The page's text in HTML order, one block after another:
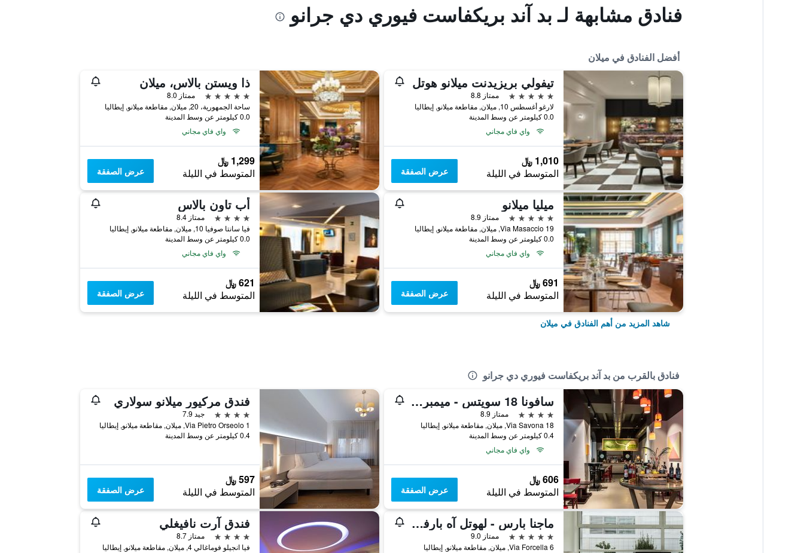
فنادق مشابهة لـ بد آند بريكفاست فيوري دي جرانو
أفضل الفنادق في ميلان
تيفولي بريزيدنت ميلانو هوتل
5 نجوم
ممتاز 8.8
لارغو أغسطس 10, ميلان, مقاطعة ميلانو, إيطاليا
0.0 كيلومتر عن وسط المدينة
واي فاي مجاني
1,010 ﷼
المتوسط في الليلة عرض الصفقة
ذا ويستن بالاس، ميلان
5 نجوم
ممتاز 8.0
ساحة الجمهورية، 20, ميلان, مقاطعة ميلانو, إيطاليا
0.0 كيلومتر عن وسط المدينة
واي فاي مجاني
1,299 ﷼
المتوسط في الليلة عرض الصفقة
ميليا ميلانو
5 نجوم
ممتاز 8.9
Via Masaccio 19, ميلان, مقاطعة ميلانو, إيطاليا
0.0 كيلومتر عن وسط المدينة
واي فاي مجاني
691 ﷼
المتوسط في الليلة عرض الصفقة
أب تاون بالاس
4 نجوم
ممتاز 8.4
فيا سانتا صوفيا 10, ميلان, مقاطعة ميلانو, إيطاليا
0.0 كيلومتر عن وسط المدينة
واي فاي مجاني
621 ﷼
المتوسط في الليلة عرض الصفقة
شاهد المزيد من أهم الفنادق في ميلان
فنادق بالقرب من بد آند بريكفاست فيوري دي جرانو
سافونا 18 سويتس - ميمبر أوف بريفيريد هوتلز آند ريزورتس
4 نجوم
ممتاز 8.9
Via Savona 18, ميلان, مقاطعة ميلانو, إيطاليا
0.4 كيلومتر عن وسط المدينة
واي فاي مجاني
606 ﷼
المتوسط في الليلة عرض الصفقة
فندق مركيور ميلانو سولاري
4 نجوم
جيد 7.9
Via Pietro Orseolo 1, ميلان, مقاطعة ميلانو, إيطاليا
0.4 كيلومتر عن وسط المدينة
597 ﷼
المتوسط في الليلة عرض الصفقة
ماجنا بارس - لهوتل آه بارفوم سمول لاكشري هوتلز أوف ذا وورلد
5 نجوم
ممتاز 9.0
Via Forcella 6, ميلان, مقاطعة ميلانو, إيطاليا
فندق آرت نافيغلي
4 نجوم
ممتاز 8.7
فيا انجيلو فوماغالي 4, ميلان, مقاطعة ميلانو, إيطاليا